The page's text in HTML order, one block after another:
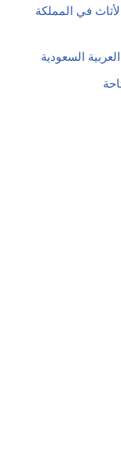
في المملكة
السعودية